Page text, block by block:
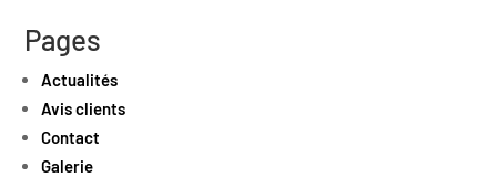
Pages
Actualités
Avis clients
Contact
Galerie